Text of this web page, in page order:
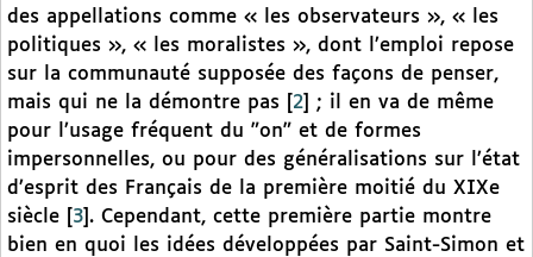
des appellations comme « les observateurs », « les
politiques », « les moralistes », dont l’emploi repose
sur la communauté supposée des façons de penser,
mais qui ne la démontre pas
2
; il en va de même
pour l’usage fréquent du "on" et de formes
impersonnelles, ou pour des généralisations sur l’état
d’esprit des Français de la première moitié du XIXe
siècle
3 . Cependant, cette première partie montre
bien en quoi les idées développées par Saint-Simon et